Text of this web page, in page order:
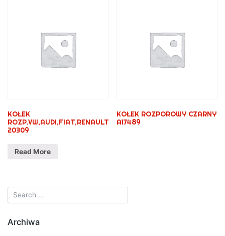
KOŁEK
ROZP.VW,AUDI,FIAT,RENAULT
20309
Read More
KOŁEK ROZPOROWY CZARNY
A17489
Archiwa